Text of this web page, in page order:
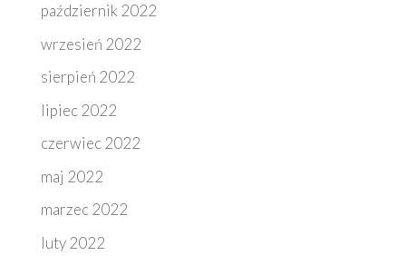
październik 2022
wrzesień 2022
sierpień 2022
lipiec 2022
czerwiec 2022
maj 2022
marzec 2022
luty 2022